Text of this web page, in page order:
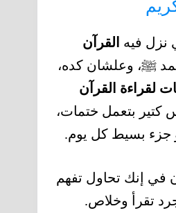
نزل فيه القرآن
ﷺ، وعلشان كده،
لقراءة القرآن
كتير بتعمل ختمات،
جزء بسيط كل يوم.
في إنك تحاول تفهم
تقرأ وخلاص.